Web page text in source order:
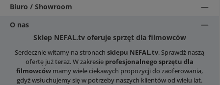
Biuro / Showroom
O nas
Sklep NEFAL.tv oferuje sprzęt dla filmowców
Serdecznie witamy na stronach sklepu NEFAL.tv. Sprawdź naszą
ofertę już teraz. W zakresie profesjonalnego sprzętu dla
filmowców mamy wiele ciekawych propozycji do zaoferowania,
gdyż wsłuchujemy się w potrzeby naszych klientów od wielu lat.